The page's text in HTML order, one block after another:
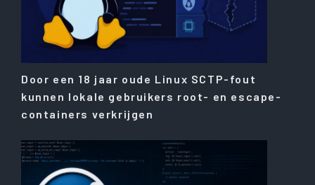
Door een 18 jaar oude Linux SCTP-fout
kunnen lokale gebruikers root- en escape-
containers verkrijgen